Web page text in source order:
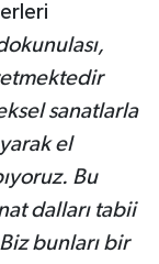
sanatlarla
el
Bu
dalları tabii
bunları bir